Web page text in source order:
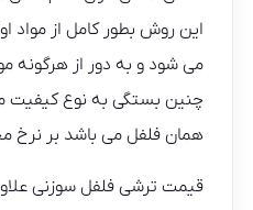
این روش بطور کامل از مواد
می شود و به دور از هرگونه
چنین بستگی به نوع کیفیت
همان فلفل می باشد بر نرخ
قیمت ترشی فلفل سوزنی